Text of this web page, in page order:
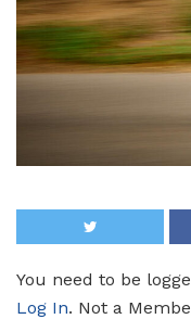
You need to be
Log In. Not a